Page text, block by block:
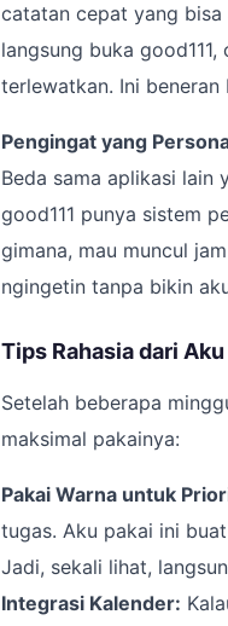
catatan cepat yang
langsung buka
terlewatkan. Ini
Pengingat yang
Beda sama aplikasi lain
good111 punya sistem
gimana, mau muncul
ngingetin tanpa bikin
Tips Rahasia dari
Setelah beberapa
maksimal pakainya:
Pakai Warna untuk
tugas. Aku pakai ini
Jadi, sekali lihat,
Integrasi Kalender: